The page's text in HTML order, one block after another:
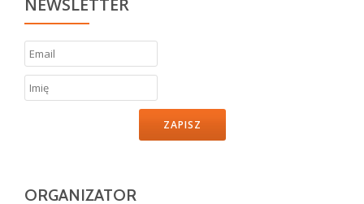
ZAPISZ
ORGANIZATOR